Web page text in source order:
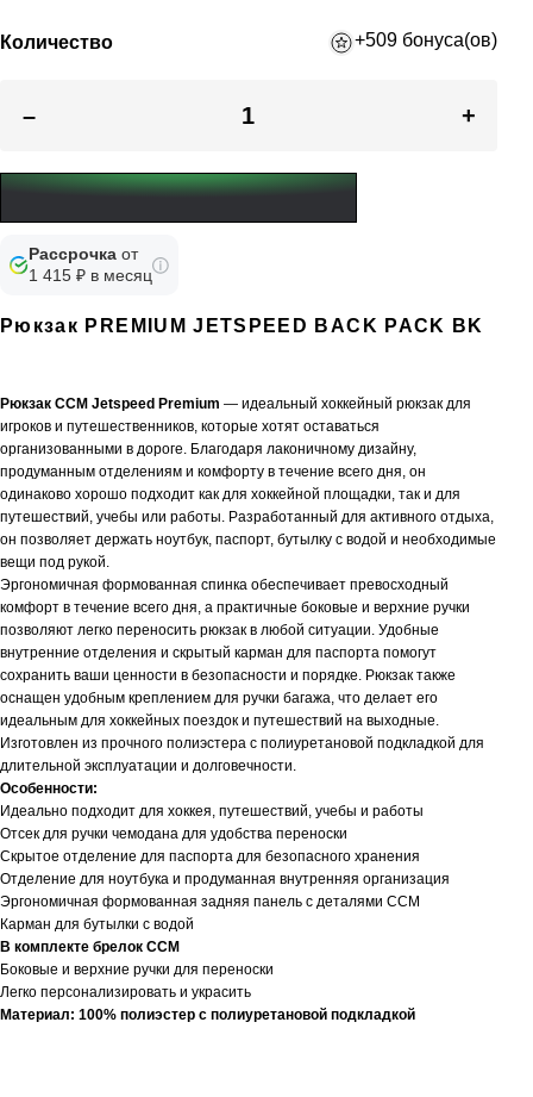
Количество +509 бонуса(ов)
– +
Рассрочка от
1 415 ₽ в месяц
Рюкзак PREMIUM JETSPEED BACK PACK BK
Рюкзак CCM Jetspeed Premium — идеальный хоккейный рюкзак для
игроков и путешественников, которые хотят оставаться
организованными в дороге. Благодаря лаконичному дизайну,
продуманным отделениям и комфорту в течение всего дня, он
одинаково хорошо подходит как для хоккейной площадки, так и для
путешествий, учебы или работы. Разработанный для активного отдыха,
он позволяет держать ноутбук, паспорт, бутылку с водой и необходимые
вещи под рукой.
Эргономичная формованная спинка обеспечивает превосходный
комфорт в течение всего дня, а практичные боковые и верхние ручки
позволяют легко переносить рюкзак в любой ситуации. Удобные
внутренние отделения и скрытый карман для паспорта помогут
сохранить ваши ценности в безопасности и порядке. Рюкзак также
оснащен удобным креплением для ручки багажа, что делает его
идеальным для хоккейных поездок и путешествий на выходные.
Изготовлен из прочного полиэстера с полиуретановой подкладкой для
длительной эксплуатации и долговечности.
Особенности:
Идеально подходит для хоккея, путешествий, учебы и работы
Отсек для ручки чемодана для удобства переноски
Скрытое отделение для паспорта для безопасного хранения
Отделение для ноутбука и продуманная внутренняя организация
Эргономичная формованная задняя панель с деталями CCM
Карман для бутылки с водой
В комплекте брелок CCM
Боковые и верхние ручки для переноски
Легко персонализировать и украсить
Материал: 100% полиэстер с полиуретановой подкладкой